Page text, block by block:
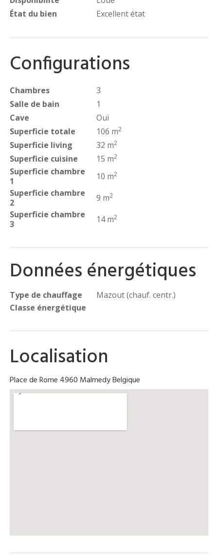
État du bien
Excellent état
Configurations
Chambres
3
Salle de bain
1
Cave
Oui
Superficie totale
106 m2
Superficie living 32 m2
Superficie cuisine 15 m2
Superficie chambre
1
10 m2
Superficie chambre
2
9 m2
Superficie chambre
3
14 m2
Données énergétiques
Type de chauffage
Mazout (chauf. centr.)
Classe énergétique
Localisation
Place de Rome 4960 Malmedy Belgique